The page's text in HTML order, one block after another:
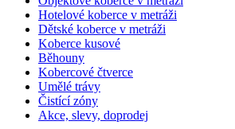
Hotelové koberce v metráži
Dětské koberce v metráži
Koberce kusové
Běhouny
Kobercové čtverce
Umělé trávy
Čistící zóny
Akce, slevy, doprodej